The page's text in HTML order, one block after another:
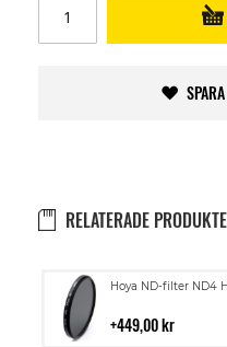
RELATERADE
Hoya ND-filter ND4
449,00 kr
Lägg
i